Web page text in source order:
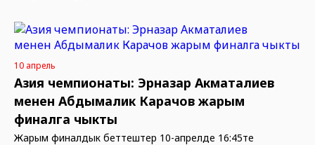
10 апрель
Азия чемпионаты: Эрназар Акматалиев
менен Абдымалик Карачов жарым
финалга чыкты
Жарым финалдык беттештер 10-апрелде 16:45те